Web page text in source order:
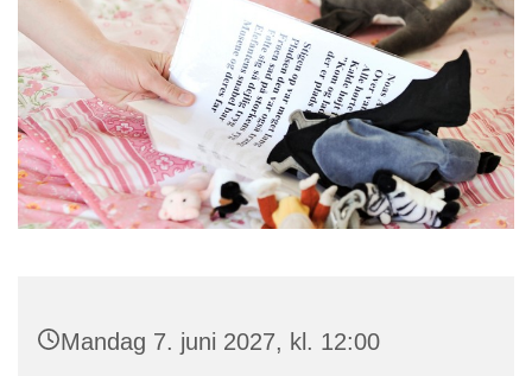
Mandag 7. juni 2027, kl. 12:00